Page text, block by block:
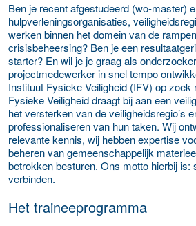
Ben je recent afgestudeerd (wo-master)
hulpverleningsorganisaties,
werken binnen het domein van de
crisisbeheersing? Ben je een
starter? En wil je je graag als
projectmedewerker in snel tempo
Instituut Fysieke Veiligheid (IFV) op zoek
Fysieke Veiligheid draagt bij aan een
het versterken van de veiligheidsregio’s
professionaliseren van hun taken. Wij
relevante kennis, wij hebben expertise
beheren van gemeenschappelijk
betrokken besturen. Ons motto hierbij is:
verbinden.
Het traineeprogramma